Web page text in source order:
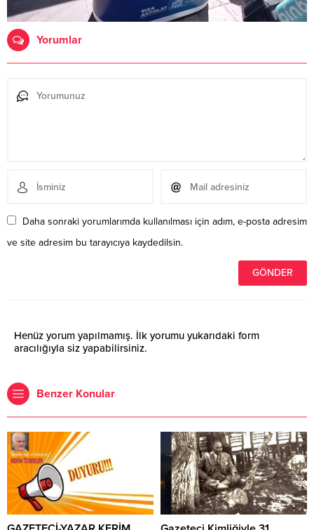
Yorumlar
Daha sonraki yorumlarımda kullanılması için adım, e-posta adresim
ve site adresim bu tarayıcıya kaydedilsin.
Henüz yorum yapılmamış. İlk yorumu yukarıdaki form
aracılığıyla siz yapabilirsiniz.
Benzer Konular